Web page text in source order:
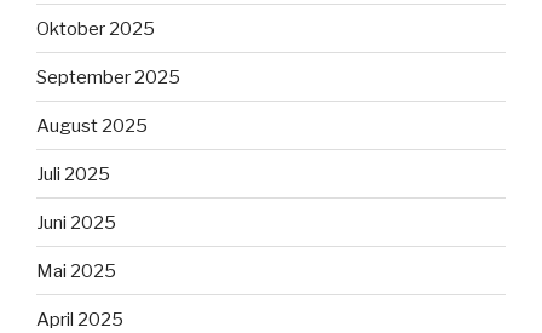
Oktober 2025
September 2025
August 2025
Juli 2025
Juni 2025
Mai 2025
April 2025